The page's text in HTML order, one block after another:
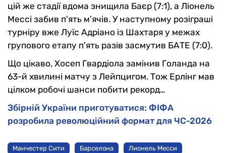
цій же стадії вдома знищила Баєр (7:1), а Ліонель
Мессі забив п'ять м'ячів. У наступному розіграші
турніру вже Луїс Адріано із Шахтаря у межах
групового етапу п'ять разів засмутив БАТЕ (7:0).
Що цікаво, Хосеп Гвардіола замінив Голанда на
63-й хвилині матчу з Лейпцигом. Тож Ерлінг мав
цілком робочі шанси побити рекорд…
Збірній України приготуватися: ФІФА
розробила революційний формат для ЧС-2026
Манчестер Сити Барселона Лионель Месси